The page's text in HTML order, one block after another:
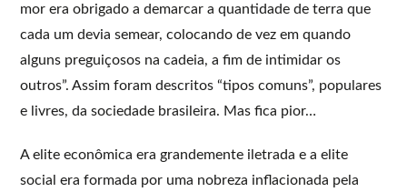
mor era obrigado a demarcar a quantidade de terra que
cada um devia semear, colocando de vez em quando
alguns preguiçosos na cadeia, a fim de intimidar os
outros”. Assim foram descritos “tipos comuns”, populares
e livres, da sociedade brasileira. Mas fica pior…
A elite econômica era grandemente iletrada e a elite
social era formada por uma nobreza inflacionada pela